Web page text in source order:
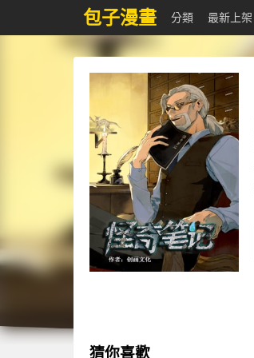
包子漫畫 分類 最新上架
猜你喜歡